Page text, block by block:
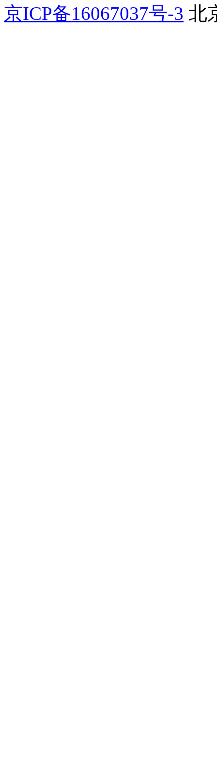
京ICP备16067037号-3 北